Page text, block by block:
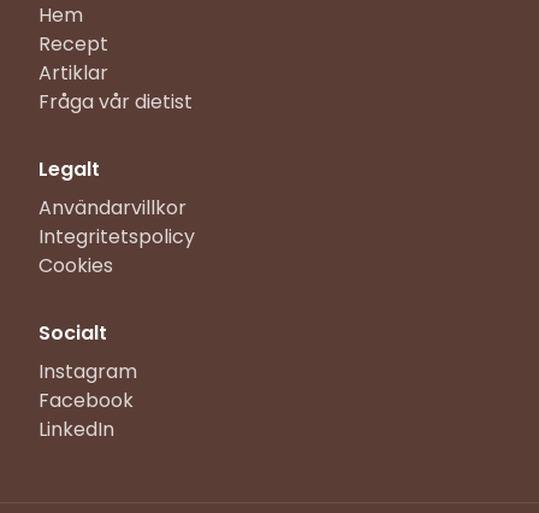
Hem
Recept
Artiklar
Fråga vår dietist
Legalt
Användarvillkor
Integritetspolicy
Cookies
Socialt
Instagram
Facebook
LinkedIn